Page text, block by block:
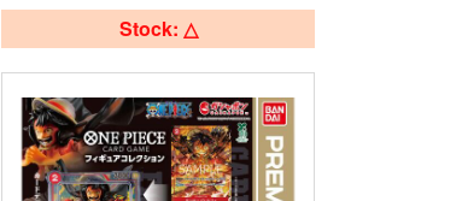
Stock: △